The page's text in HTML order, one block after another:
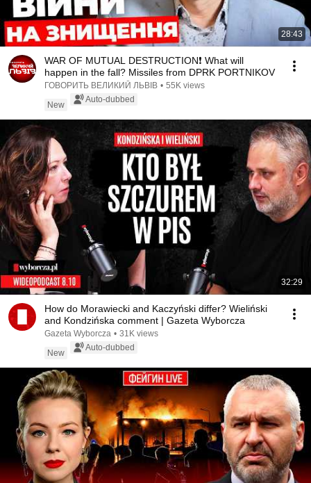
28:43
WAR OF MUTUAL DESTRUCTION❗ What will
happen in the fall? Missiles from DPRK PORTNIKOV
ГОВОРИТЬ ВЕЛИКИЙ ЛЬВІВ • 55K views
New
Auto-dubbed
32:29
How do Morawiecki and Kaczyński differ? Wieliński
and Kondzińska comment | Gazeta Wyborcza
Gazeta Wyborcza • 31K views
New
Auto-dubbed